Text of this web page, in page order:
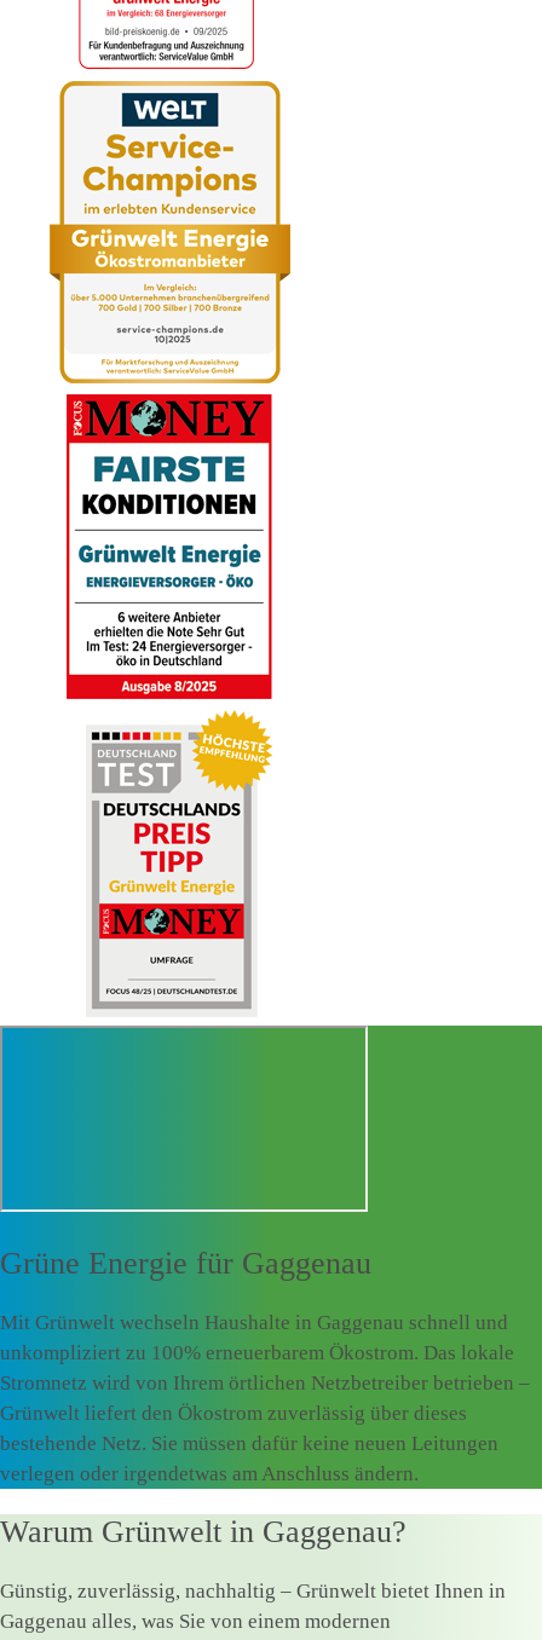
Grüne Energie für Gaggenau
Mit Grünwelt wechseln Haushalte in Gaggenau schnell und
unkompliziert zu 100% erneuerbarem Ökostrom. Das lokale
Stromnetz wird von Ihrem örtlichen Netzbetreiber betrieben –
Grünwelt liefert den Ökostrom zuverlässig über dieses
bestehende Netz. Sie müssen dafür keine neuen Leitungen
verlegen oder irgendetwas am Anschluss ändern.
Warum Grünwelt in Gaggenau?
Günstig, zuverlässig, nachhaltig – Grünwelt bietet Ihnen in
Gaggenau alles, was Sie von einem modernen